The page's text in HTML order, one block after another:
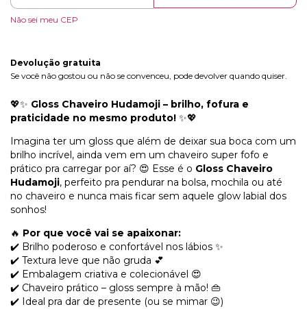
Não sei meu CEP
Devolução gratuita
Se você não gostou ou não se convenceu, pode devolver quando quiser.
💖✨ Gloss Chaveiro Hudamoji – brilho, fofura e
praticidade no mesmo produto! ✨💖
Imagina ter um gloss que além de deixar sua boca com um
brilho incrível, ainda vem em um chaveiro super fofo e
prático pra carregar por aí? 😍 Esse é o Gloss Chaveiro
Hudamoji, perfeito pra pendurar na bolsa, mochila ou até
no chaveiro e nunca mais ficar sem aquele glow labial dos
sonhos!
🔥 Por que você vai se apaixonar:
✔️ Brilho poderoso e confortável nos lábios ✨
✔️ Textura leve que não gruda 💕
✔️ Embalagem criativa e colecionável 😍
✔️ Chaveiro prático – gloss sempre à mão! 👜
✔️ Ideal pra dar de presente (ou se mimar 😉)